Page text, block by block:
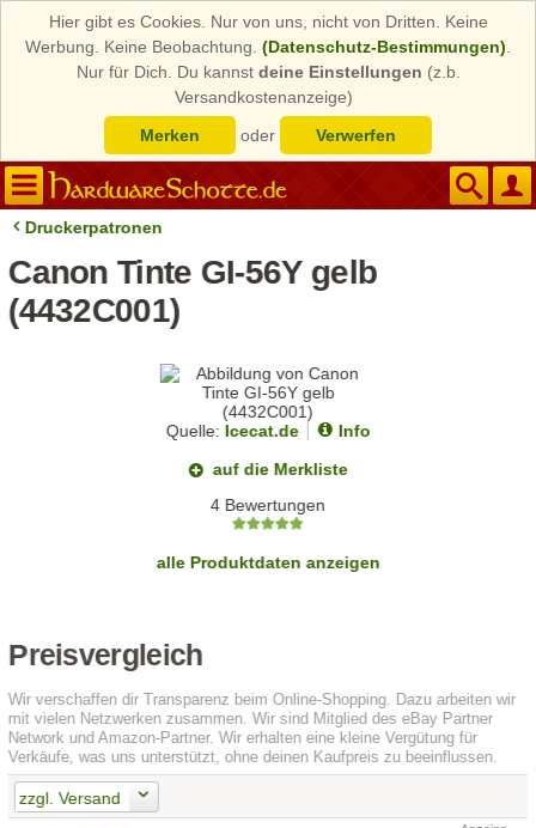
Hier gibt es Cookies. Nur von uns, nicht von Dritten. Keine
Werbung. Keine Beobachtung. (Datenschutz-Bestimmungen)
Nur für Dich. Du kannst deine Einstellungen (z.b.
Versandkostenanzeige)
Merken
oder Verwerfen
Druckerpatronen
Canon Tinte GI-56Y gelb
(4432C001)
Quelle: Icecat.de
Info
auf die Merkliste
4 Bewertungen
alle Produktdaten anzeigen
Preisvergleich
Wir verschaffen dir Transparenz beim Online-Shopping. Dazu arbeiten wir
mit vielen Netzwerken zusammen. Wir sind Mitglied des eBay Partner
Network und Amazon-Partner. Wir erhalten eine kleine Vergütung für
Verkäufe, was uns unterstützt, ohne deinen Kaufpreis zu beeinflussen.
zzgl. Versand